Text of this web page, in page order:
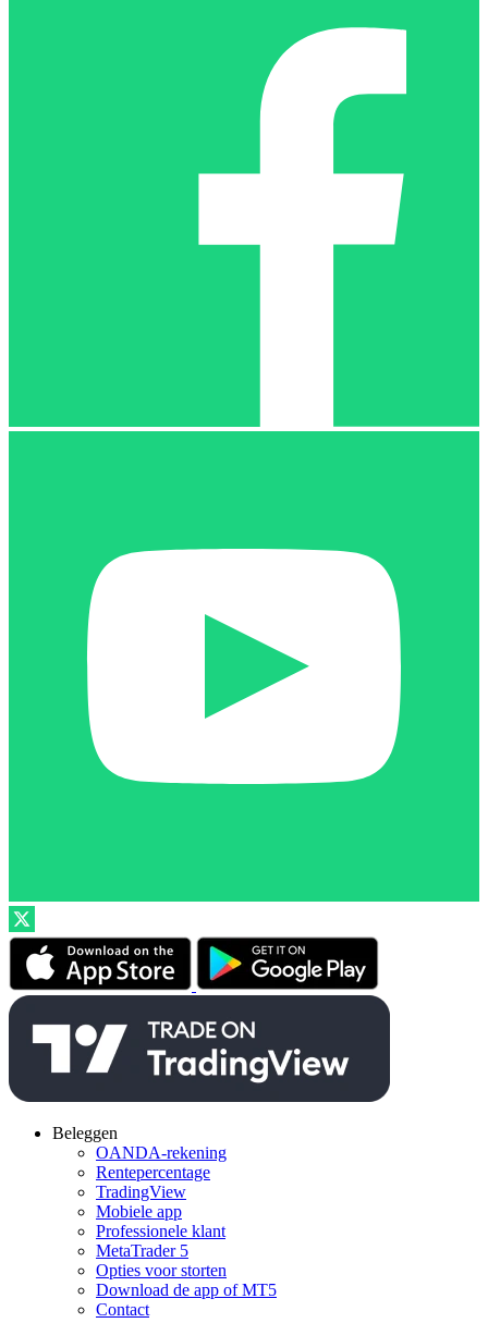
Beleggen
OANDA-rekening
Rentepercentage
TradingView
Mobiele app
Professionele klant
MetaTrader 5
Opties voor storten
Download de app of MT5
Contact